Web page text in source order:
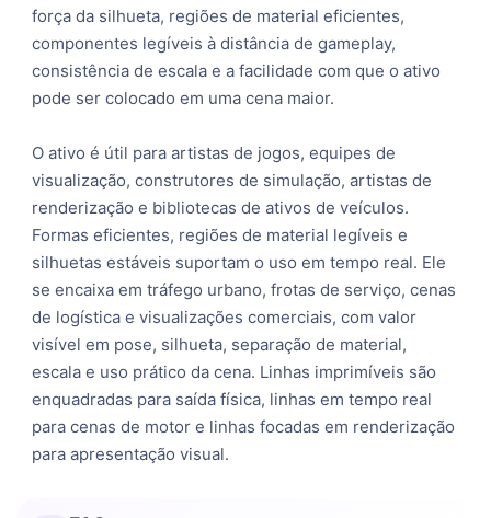
força da silhueta, regiões de material eficientes,
componentes legíveis à distância de gameplay,
consistência de escala e a facilidade com que o ativo
pode ser colocado em uma cena maior.
O ativo é útil para artistas de jogos, equipes de
visualização, construtores de simulação, artistas de
renderização e bibliotecas de ativos de veículos.
Formas eficientes, regiões de material legíveis e
silhuetas estáveis suportam o uso em tempo real. Ele
se encaixa em tráfego urbano, frotas de serviço, cenas
de logística e visualizações comerciais, com valor
visível em pose, silhueta, separação de material,
escala e uso prático da cena. Linhas imprimíveis são
enquadradas para saída física, linhas em tempo real
para cenas de motor e linhas focadas em renderização
para apresentação visual.